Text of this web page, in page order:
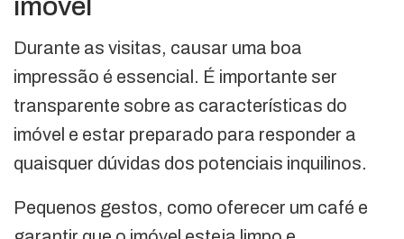
imóvel
Durante as visitas, causar uma boa
impressão é essencial. É importante ser
transparente sobre as características do
imóvel e estar preparado para responder a
quaisquer dúvidas dos potenciais inquilinos.
Pequenos gestos, como oferecer um café e